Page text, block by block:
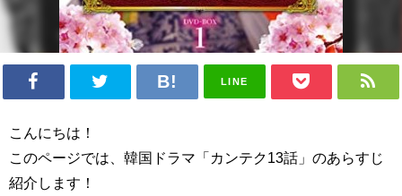
LINE
こんにちは！
このページでは、韓国ドラマ「カンテク13話」のあらすじ
紹介します！